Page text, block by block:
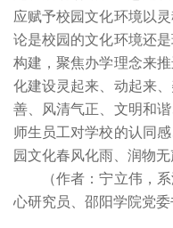
应赋予校园文化环境以
论是校园的文化环境还
构建，聚焦办学理念来
化建设灵起来、动起来
善、风清气正、文明和
师生员工对学校的认同
园文化春风化雨、润物无
（作者：宁立伟，系
心研究员、邵阳学院党委